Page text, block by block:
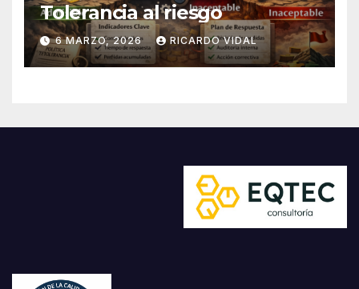
Tolerancia al riesgo
6 MARZO, 2026 RICARDO VIDAL